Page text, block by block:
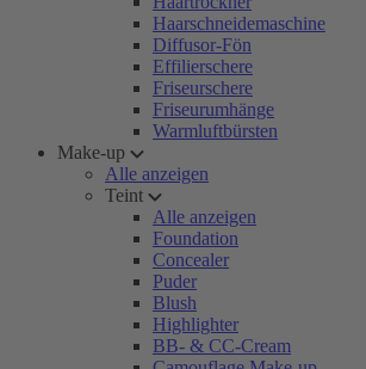
Haarschneidemaschine
Diffusor-Fön
Effilierschere
Friseurschere
Friseurumhänge
Warmluftbürsten
Make-up
Alle anzeigen
Teint
Alle anzeigen
Foundation
Concealer
Puder
Blush
Highlighter
BB- & CC-Cream